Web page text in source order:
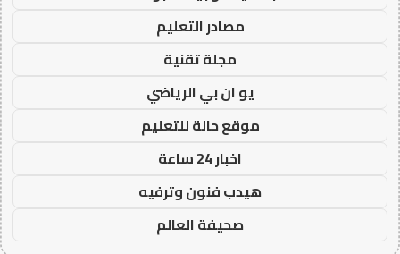
مصادر التعليم
مجلة تقنية
يو ان بي الرياضي
موقع حالة للتعليم
اخبار 24 ساعة
هيدب فنون وترفيه
صحيفة العالم